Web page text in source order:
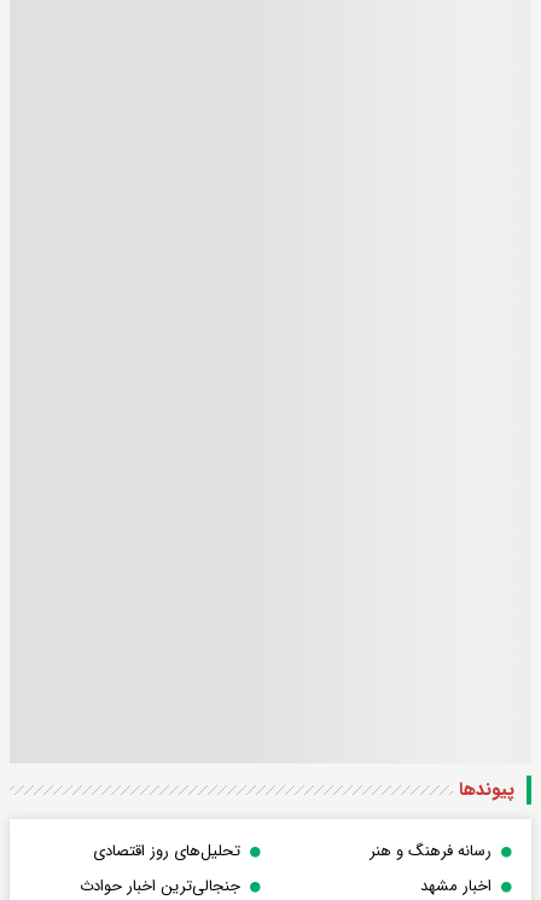
پیوندها
رسانه فرهنگ و هنر
تحلیل‌های روز اقتصادی
اخبار مشهد
جنجالی‌ترین اخبار حوادث